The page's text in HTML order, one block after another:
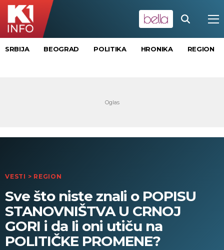
SRBIJA BEOGRAD POLITIKA HRONIKA REGION
VESTI > REGION
Sve što niste znali o POPISU
STANOVNIŠTVA U CRNOJ
GORI i da li oni utiču na
POLITIČKE PROMENE?